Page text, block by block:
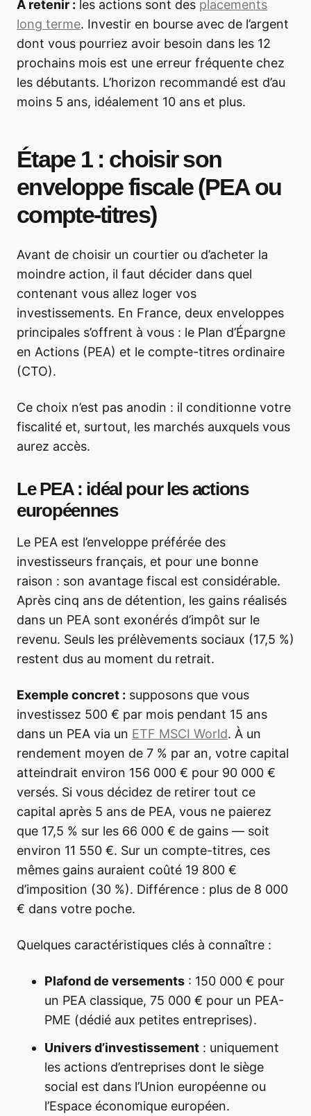
À retenir : les actions sont des placements
long terme. Investir en bourse avec de l’argent
dont vous pourriez avoir besoin dans les 12
prochains mois est une erreur fréquente chez
les débutants. L’horizon recommandé est d’au
moins 5 ans, idéalement 10 ans et plus.
Étape 1 : choisir son
enveloppe fiscale (PEA ou
compte-titres)
Avant de choisir un courtier ou d’acheter la
moindre action, il faut décider dans quel
contenant vous allez loger vos
investissements. En France, deux enveloppes
principales s’offrent à vous : le Plan d’Épargne
en Actions (PEA) et le compte-titres ordinaire
(CTO).
Ce choix n’est pas anodin : il conditionne votre
fiscalité et, surtout, les marchés auxquels vous
aurez accès.
Le PEA : idéal pour les actions
européennes
Le PEA est l’enveloppe préférée des
investisseurs français, et pour une bonne
raison : son avantage fiscal est considérable.
Après cinq ans de détention, les gains réalisés
dans un PEA sont exonérés d’impôt sur le
revenu. Seuls les prélèvements sociaux (17,5 %)
restent dus au moment du retrait.
Exemple concret : supposons que vous
investissez 500 € par mois pendant 15 ans
dans un PEA via un ETF MSCI World. À un
rendement moyen de 7 % par an, votre capital
atteindrait environ 156 000 € pour 90 000 €
versés. Si vous décidez de retirer tout ce
capital après 5 ans de PEA, vous ne paierez
que 17,5 % sur les 66 000 € de gains — soit
environ 11 550 €. Sur un compte-titres, ces
mêmes gains auraient coûté 19 800 €
d’imposition (30 %). Différence : plus de 8 000
€ dans votre poche.
Quelques caractéristiques clés à connaître :
Plafond de versements : 150 000 € pour
un PEA classique, 75 000 € pour un PEA-
PME (dédié aux petites entreprises).
Univers d’investissement : uniquement
les actions d’entreprises dont le siège
social est dans l’Union européenne ou
l’Espace économique européen.